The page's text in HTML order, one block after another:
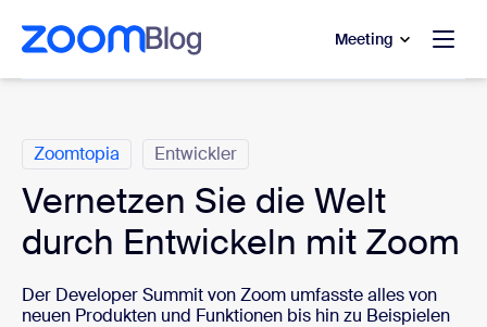
wechseln
Chat wechseln
Meeting
Zoomtopia Entwickler
Vernetzen Sie die Welt
durch Entwickeln mit Zoom
Der Developer Summit von Zoom umfasste alles von
neuen Produkten und Funktionen bis hin zu Beispielen